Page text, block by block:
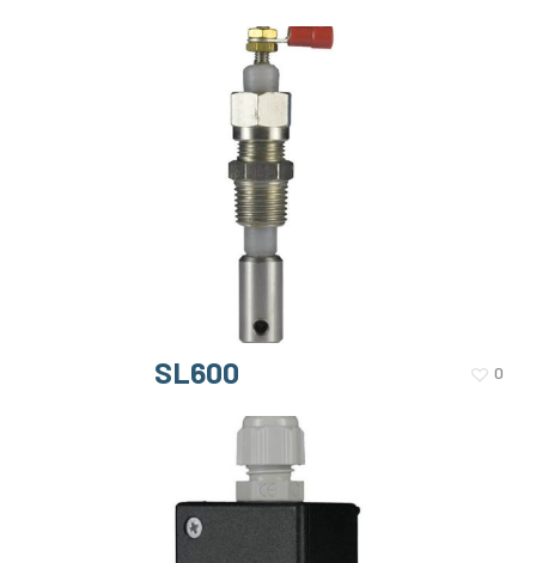
SL600 0